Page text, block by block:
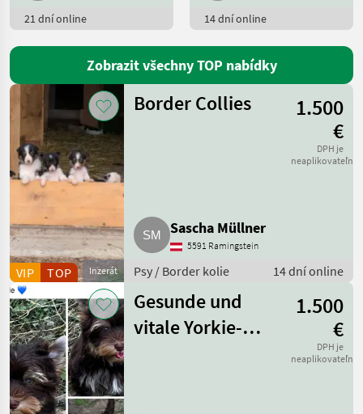
Doplnky pre chov psov
17
Border kolie
11
Bernský senenský pes
8
Labrador
5
Zobrazit
všech
13
MARKETPLACE
Marketplace
Nabídky
prodejců
Inzeráty
21 dní online 14 dní online
Zobrazit všechny TOP nabídky
Inzerát
VIP TOP
Border Collies
1.500
€
DPH je
neaplikovateľné
Sascha Müllner
5591 Ramingstein
Psy / Border kolie 14 dní online
Gesunde und
vitale Yorkie-
1.500
€
DPH je
neaplikovateľné